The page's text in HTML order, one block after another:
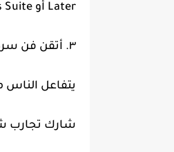
Later أو Meta Business Suite للجدولة
٣. أتقن فن سرد القصص
يتفاعل
شارك تجارب